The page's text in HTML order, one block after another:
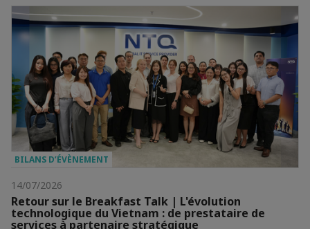
BILANS D’ÉVÈNEMENT
14/07/2026
Retour sur le Breakfast Talk | L'évolution
technologique du Vietnam : de prestataire de
services à partenaire stratégique